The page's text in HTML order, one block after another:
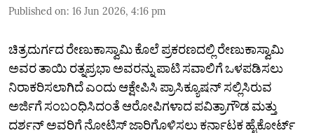
Published on: 16 Jun 2026, 4:16 pm
ಚಿತ್ರದುರ್ಗದ ರೇಣುಕಾಸ್ವಾಮಿ ಕೊಲೆ ಪ್ರಕರಣದಲ್ಲಿ ರೇಣುಕಾಸ್ವಾಮಿ
ಅವರ ತಾಯಿ ರತ್ನಪ್ರಭಾ ಅವರನ್ನು ಪಾಟಿ ಸವಾಲಿಗೆ ಒಳಪಡಿಸಲು
ನಿರಾಕರಿಸಲಾಗಿದೆ ಎಂದು ಆಕ್ಷೇಪಿಸಿ ಪ್ರಾಸಿಕ್ಯೂಷನ್‌ ಸಲ್ಲಿಸಿರುವ
ಅರ್ಜಿಗೆ ಸಂಬಂಧಿಸಿದಂತೆ ಆರೋಪಿಗಳಾದ ಪವಿತ್ರಾಗೌಡ ಮತ್ತು
ದರ್ಶನ್‌ ಅವರಿಗೆ ನೋಟಿಸ್ ಜಾರಿಗೊಳಿಸಲು ಕರ್ನಾಟಕ ಹೈಕೋರ್ಟ್